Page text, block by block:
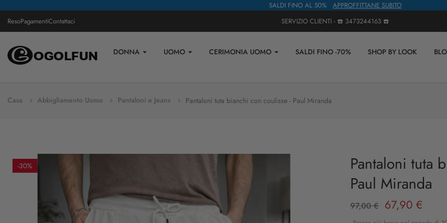
SALDI FINO AL 50% APPROFFITTANE SUBITO
ResoPagamentiContattaci SERVIZIO CLIENTI - ☎️ 3473244163 ☎️
DONNA UOMO CERIMONIA UOMO SALDI FINO -70% SHOP BY LOOK
Casa Abbigliamento Uomo Pantaloni e Jeans Pantaloni tuta bianchi con coulisse - Paul Miranda
-30%
Pantaloni tuta
Paul Miranda
97,00 € 67,90 €